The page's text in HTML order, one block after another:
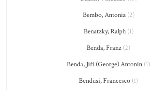
Bembo, Antonia(2)
Benatzky, Ralph(1)
Benda, Franz (2)
Benda, Jiří (George) Antonín (1)
Bendusi, Francesco (1)